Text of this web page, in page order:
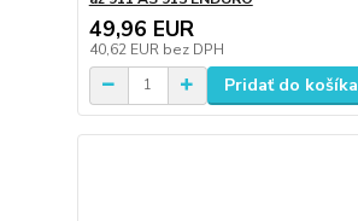
49,96 EUR
40,62 EUR bez DPH
Pridať do košíka